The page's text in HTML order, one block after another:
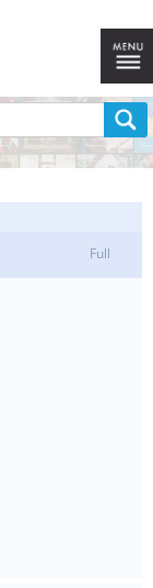
Full